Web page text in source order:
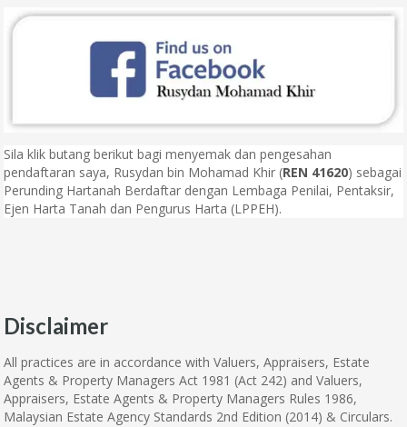
Sila klik butang berikut bagi menyemak dan pengesahan
pendaftaran saya, Rusydan bin Mohamad Khir (REN 41620) sebagai
Perunding Hartanah Berdaftar dengan Lembaga Penilai, Pentaksir,
Ejen Harta Tanah dan Pengurus Harta (LPPEH).
Disclaimer
All practices are in accordance with Valuers, Appraisers, Estate
Agents & Property Managers Act 1981 (Act 242) and Valuers,
Appraisers, Estate Agents & Property Managers Rules 1986,
Malaysian Estate Agency Standards 2nd Edition (2014) & Circulars.